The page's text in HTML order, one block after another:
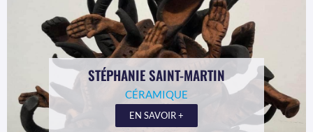
STÉPHANIE SAINT-MARTIN
CÉRAMIQUE
EN SAVOIR +